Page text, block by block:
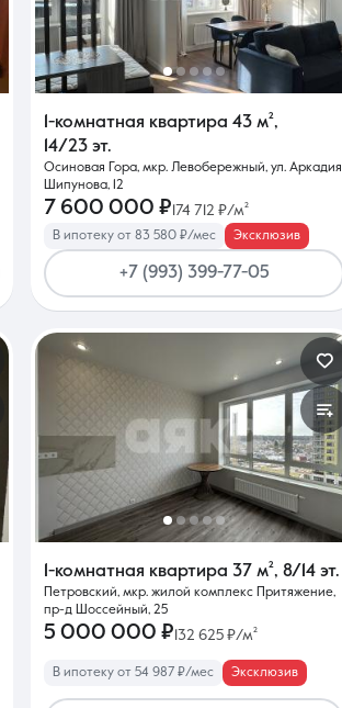
1-комнатная квартира 43 м²,
14/23 эт.
Осиновая Гора, мкр. Левобережный, ул. Аркадия
Шипунова, 12
7 600 000 ₽ 174 712 ₽/м²
В ипотеку от 83 580 ₽/мес Эксклюзив
+7 (993) 399-77-05
1-комнатная квартира 37 м², 8/14 эт.
Петровский, мкр. жилой комплекс Притяжение,
пр-д Шоссейный, 25
5 000 000 ₽ 132 625 ₽/м²
В ипотеку от 54 987 ₽/мес Эксклюзив